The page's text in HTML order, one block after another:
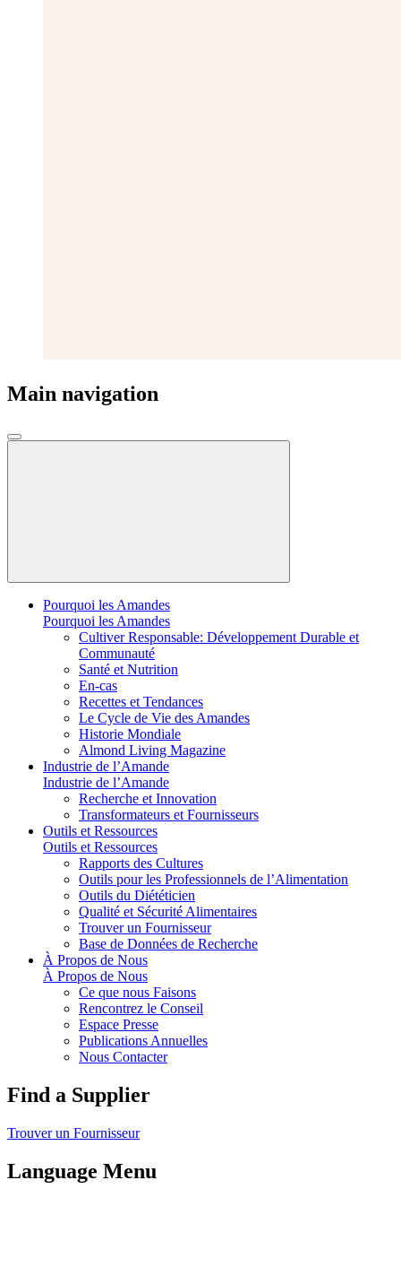
Main navigation
Pourquoi les Amandes
Pourquoi les Amandes
Cultiver Responsable: Développement Durable et
Communauté
Santé et Nutrition
En-cas
Recettes et Tendances
Le Cycle de Vie des Amandes
Historie Mondiale
Almond Living Magazine
Industrie de l’Amande
Industrie de l’Amande
Recherche et Innovation
Transformateurs et Fournisseurs
Outils et Ressources
Outils et Ressources
Rapports des Cultures
Outils pour les Professionnels de l’Alimentation
Outils du Diététicien
Qualité et Sécurité Alimentaires
Trouver un Fournisseur
Base de Données de Recherche
À Propos de Nous
À Propos de Nous
Ce que nous Faisons
Rencontrez le Conseil
Espace Presse
Publications Annuelles
Nous Contacter
Find a Supplier
Trouver un Fournisseur
Language Menu